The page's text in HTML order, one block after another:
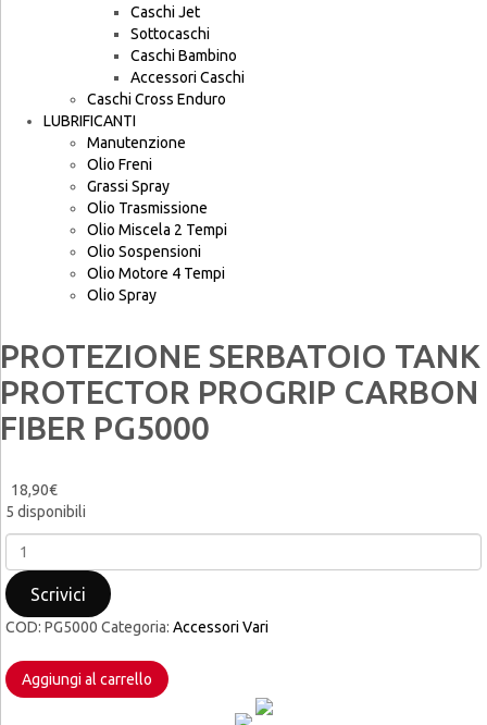
Caschi Jet
Sottocaschi
Caschi Bambino
Accessori Caschi
Caschi Cross Enduro
LUBRIFICANTI
Manutenzione
Olio Freni
Grassi Spray
Olio Trasmissione
Olio Miscela 2 Tempi
Olio Sospensioni
Olio Motore 4 Tempi
Olio Spray
PROTEZIONE SERBATOIO TANK
PROTECTOR PROGRIP CARBON
FIBER PG5000
18,90€
5 disponibili
PROTEZIONE
SERBATOIO
TANK
PROTECTOR
PROGRIP
FIBER
PG5000
Scrivici
COD: PG5000 Categoria: Accessori Vari
Aggiungi al carrello